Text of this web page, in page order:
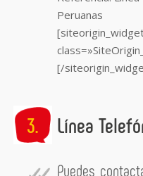
Peruanas
[/
Línea
Puedes